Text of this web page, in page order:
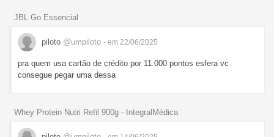
JBL Go Essencial
piloto @umpiloto - em 22/06/2025
pra quem usa cartão de crédito por 11.000 pontos esfera vc
consegue pegar uma dessa
Whey Protein Nutri Refil 900g - IntegralMédica